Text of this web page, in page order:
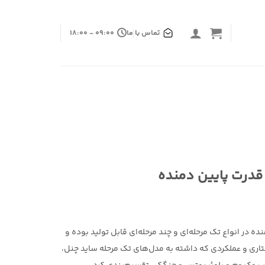
تماس با ما 09:00 - 18:00
پایین دمنده در انواع تک مرحله‌ای و چند مرحله‌ای قابل تولید بوده و
و عملکردی که داشته به مدل‌های تک مرحله ساید چنل،